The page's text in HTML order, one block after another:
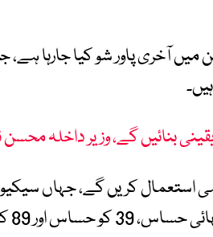
پاور شو کیا جارہا ہے،
بنائیں گے، وزیر داخلہ محسن
ہزار 463 ووٹرز حقِ رائے دہی استعمال کریں گے، جہاں
سخت